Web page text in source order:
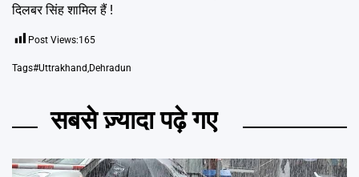
दिलबर सिंह शामिल हैं !
Post Views:165
Tags#Uttrakhand,Dehradun
सबसे ज़्यादा पढ़े गए